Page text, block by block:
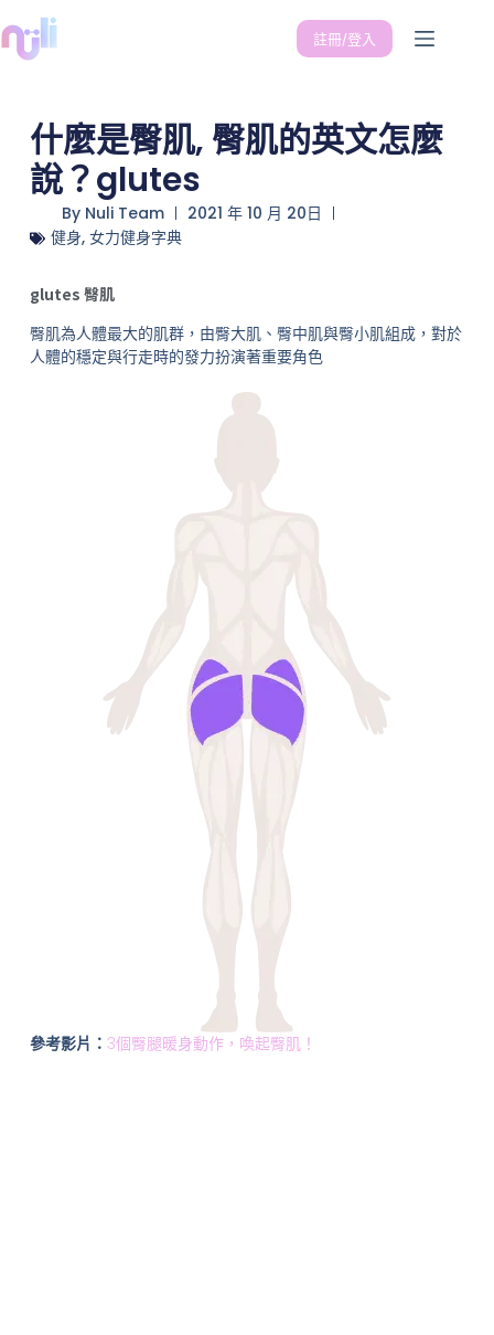
註冊/登入
什麼是臀肌, 臀肌的英文怎麼
說？glutes
ByNuli Team
2021 年 10 月 20日
健身, 女力健身字典
glutes 臀肌
臀肌為人體最大的肌群，由臀大肌、臀中肌與臀小肌組成，對於
人體的穩定與行走時的發力扮演著重要角色
參考影片： 3個臀腿暖身動作，喚起臀肌！